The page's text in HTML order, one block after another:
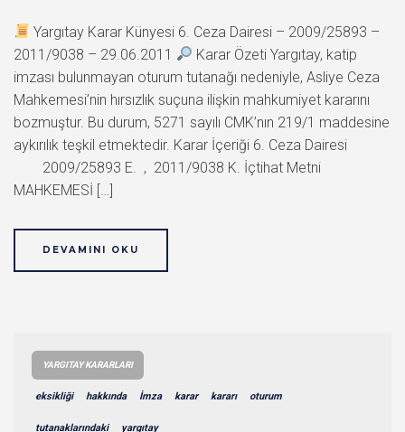
Yargıtay Karar Künyesi 6. Ceza Dairesi – 2009/25893 –
2011/9038 – 29.06.2011
Karar Özeti Yargıtay, katip
imzası bulunmayan oturum tutanağı nedeniyle, Asliye Ceza
Mahkemesi’nin hırsızlık suçuna ilişkin mahkumiyet kararını
bozmuştur. Bu durum, 5271 sayılı CMK’nın 219/1 maddesine
aykırılık teşkil etmektedir. Karar İçeriği 6. Ceza Dairesi
2009/25893 E. , 2011/9038 K. İçtihat Metni
MAHKEMESİ […]
DEVAMINI OKU
YARGITAY KARARLARI
eksikliği hakkında İmza karar kararı oturum
tutanaklarındaki yargıtay